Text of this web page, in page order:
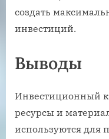
создать
инвестиций.
Выводы
Инвестиционный
ресурсы и
используются для